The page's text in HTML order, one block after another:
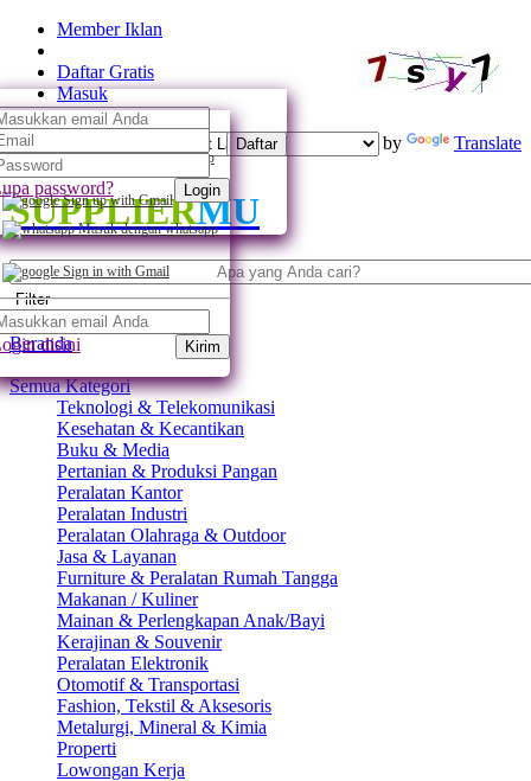
Member Iklan
Daftar Gratis
Daftar
Daftar dengan whatsapp
Sign up with Gmail
Masuk
password? Login
Masuk dengan whatsapp
Sign in with Gmail
disini Kirim
Powered by Translate
SUPPLIERMU
Filter
Beranda
Semua Kategori
Teknologi & Telekomunikasi
Kesehatan & Kecantikan
Buku & Media
Pertanian & Produksi Pangan
Peralatan Kantor
Peralatan Industri
Peralatan Olahraga & Outdoor
Jasa & Layanan
Furniture & Peralatan Rumah Tangga
Makanan / Kuliner
Mainan & Perlengkapan Anak/Bayi
Kerajinan & Souvenir
Peralatan Elektronik
Otomotif & Transportasi
Fashion, Tekstil & Aksesoris
Metalurgi, Mineral & Kimia
Properti
Lowongan Kerja